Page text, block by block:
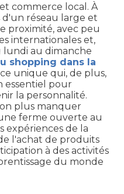
commerce local. À
d'un réseau large et
proximité, avec peu
internationales et,
au dimanche
shopping dans la
unique qui, de plus,
essentiel pour
la personnalité.
plus manquer
ferme ouverte au
expériences de la
l'achat de produits
à des activités
du monde